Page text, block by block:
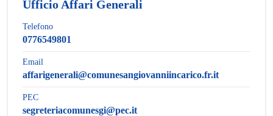
Ufficio Affari Generali
Telefono
0776549801
Email
affarigenerali@comunesangiovanniincarico.fr.it
PEC
segreteriacomunesgi@pec.it